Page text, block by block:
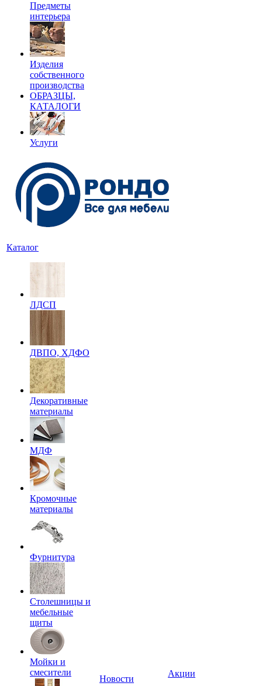
Предметы
интерьера
Изделия
собственного
производства
ОБРАЗЦЫ,
КАТАЛОГИ
Услуги
Каталог
ЛДСП
ДВПО, ХДФО
Декоративные
материалы
МДФ
Кромочные
материалы
Фурнитура
Столешницы и
мебельные
щиты
Мойки и
смесители
Новости
Акции